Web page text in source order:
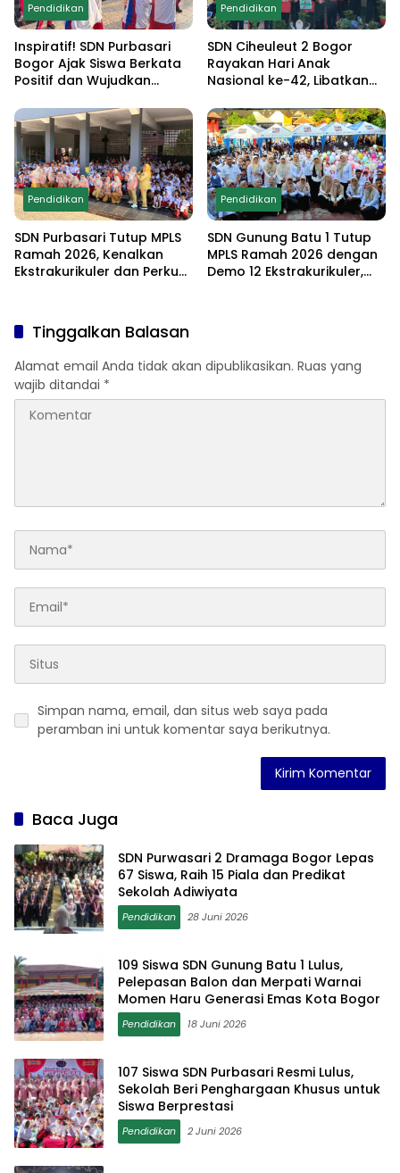
Pendidikan
Inspiratif! SDN Purbasari
Bogor Ajak Siswa Berkata
Positif dan Wujudkan
Pendidikan
SDN Ciheuleut 2 Bogor
Rayakan Hari Anak
Nasional ke-42, Libatkan
Lomba Edukatif untuk
Cetak Generasi
Berprestasi
Pendidikan
SDN Purbasari Tutup MPLS
Ramah 2026, Kenalkan
Ekstrakurikuler dan Perkuat
Pendidikan
SDN Gunung Batu 1 Tutup
MPLS Ramah 2026 dengan
Demo 12 Ekstrakurikuler,
Tinggalkan Balasan
Alamat email Anda tidak akan dipublikasikan. Ruas yang
wajib ditandai *
Simpan nama, email, dan situs web saya pada
peramban ini untuk komentar saya berikutnya.
Baca Juga
SDN Purwasari 2 Dramaga Bogor Lepas
67 Siswa, Raih 15 Piala dan Predikat
Sekolah Adiwiyata
Pendidikan 28 Juni 2026
109 Siswa SDN Gunung Batu 1 Lulus,
Pelepasan Balon dan Merpati Warnai
Momen Haru Generasi Emas Kota Bogor
Pendidikan 18 Juni 2026
107 Siswa SDN Purbasari Resmi Lulus,
Sekolah Beri Penghargaan Khusus untuk
Siswa Berprestasi
Pendidikan 2 Juni 2026